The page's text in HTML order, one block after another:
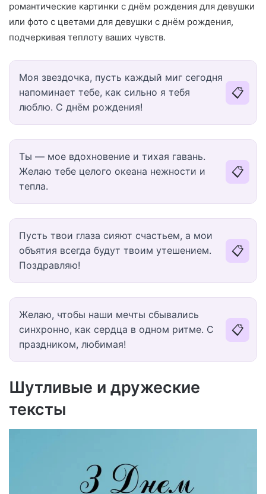
романтические картинки с днём рождения для девушки
или фото с цветами для девушки с днём рождения,
подчеркивая теплоту ваших чувств.
Моя звездочка, пусть каждый миг сегодня
напоминает тебе, как сильно я тебя
люблю. С днём рождения!
📋
Ты — мое вдохновение и тихая гавань.
Желаю тебе целого океана нежности и
тепла.
📋
Пусть твои глаза сияют счастьем, а мои
объятия всегда будут твоим утешением.
Поздравляю!
📋
Желаю, чтобы наши мечты сбывались
синхронно, как сердца в одном ритме. С
праздником, любимая!
📋
Шутливые и дружеские
тексты